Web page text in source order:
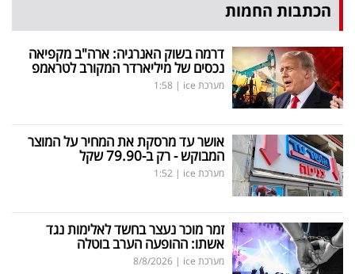
הכתבות החמות
דרמה בשוק האנרגיה: ארה"ב מקפיאה
נכסים של מיליארדר המקורב לטראמפ
מערכת ice |
1:58
אושר עד מרסקת את המחיר על המוצר
המבוקש - רק ב-79.90 שקל
מערכת ice |
1:52
זמר מוכר נעצר בחשד לאלימות נגד
אשתו: ההופעה הערב בוטלה
מערכת ice |
8/8/2026